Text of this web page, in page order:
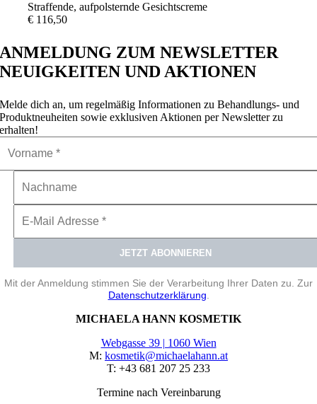
Straffende, aufpolsternde Gesichtscreme
€ 116,50
ANMELDUNG ZUM NEWSLETTER
NEUIGKEITEN UND AKTIONEN
Melde dich an, um regelmäßig Informationen zu Behandlungs- und
Produktneuheiten sowie exklusiven Aktionen per Newsletter zu
erhalten!
Mit der Anmeldung stimmen Sie der Verarbeitung Ihrer Daten zu. Zur
Datenschutzerklärung.
MICHAELA HANN KOSMETIK
Webgasse 39 | 1060 Wien
M: kosmetik@michaelahann.at
T: +43 681 207 25 233
Termine nach Vereinbarung